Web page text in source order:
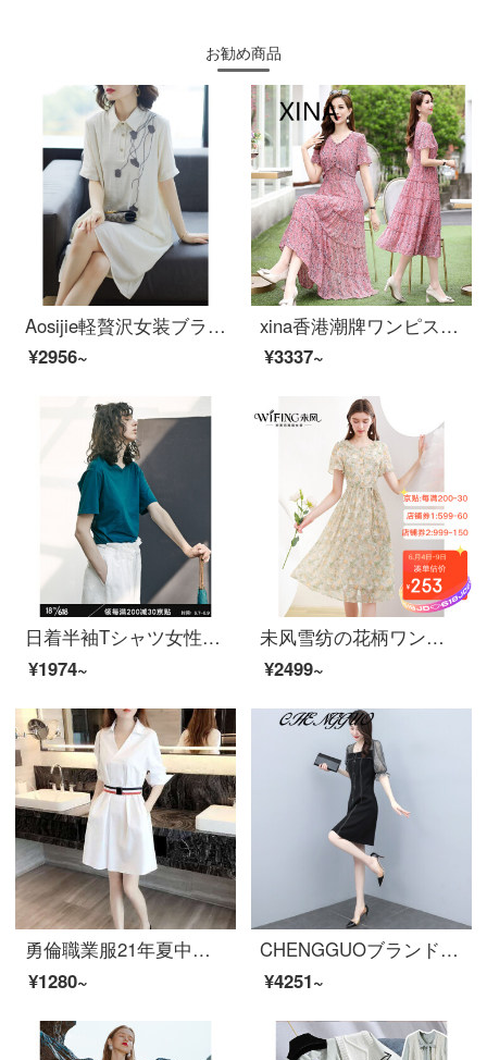
お勧め商品
Aosijie軽贅沢女装ブランド綿麻紗ワンピス女性半袖2021年夏新着商品大コード減齢ファッションの中でローングカート気質がたっぷりで痩せやすいローリングカートベージュL
¥2956~
xina香港潮牌ワンピス夏2021年新商品軽熟今年流行したシフォンが痩せています。ロングスカーの花がたくさん咲いています。
¥3337~
日着半袖Tシャツ女性オリジナルデザイン服夏新着商品ファッション半袖女史Tシャツゆったり胸机小众トッピングTシャツ江湖ブルーS
¥1974~
未风雪纺の花柄ワンピス女性の夏服2021年夏新着商品修身気质の中の长款半袖スカーの黄色XL
¥2499~
勇倫職業服21年夏中長款新商品韓版白ファッションV襟シャツ半袖スカット夏気質收腰顕痩せa字大サイズワンピス女性セート白【七分袖】M 105-120斤
¥1280~
CHENGGUOブランドファッション淑女風糸網綴りワンピス女性2021夏新着商品韓国版気質小柄でスリムな泡袖黒スカート黒M
¥4251~